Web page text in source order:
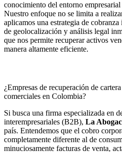
conocimiento del entorno
Nuestro enfoque no se limita a
aplicamos una estrategia de
de geolocalización y análisis legal
que nos permite recuperar activos
manera altamente eficiente.
¿Empresas de recuperación de
comerciales en Colombia?
Si busca una firma especializada en
interempresariales (B2B), La
país. Entendemos que el cobro
completamente diferente al de
minuciosamente facturas de venta,